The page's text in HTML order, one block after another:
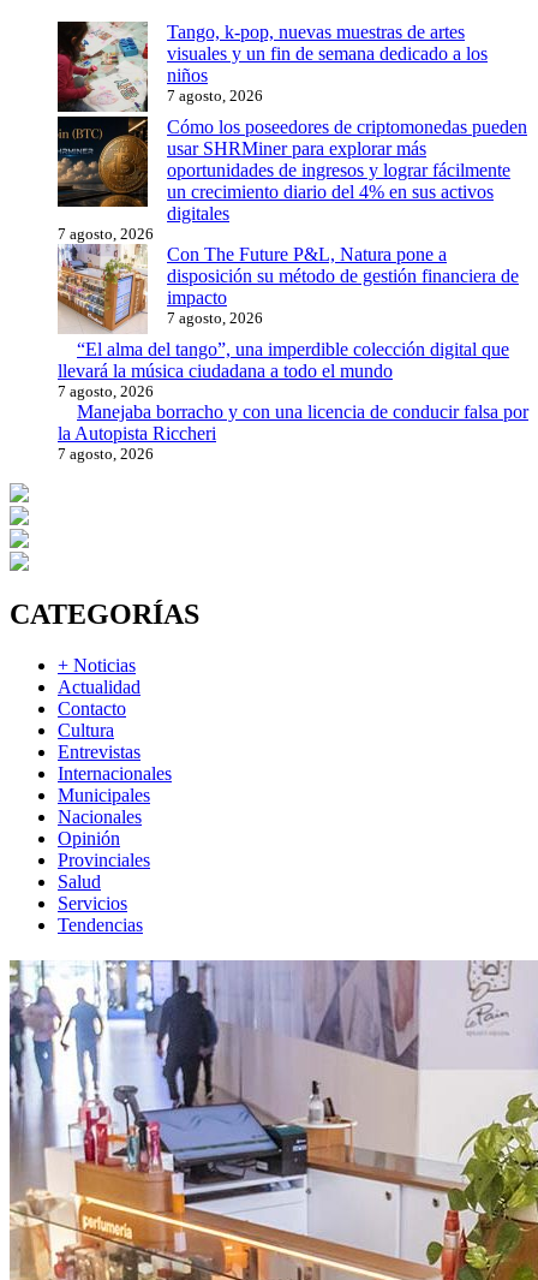
Tango, k-pop, nuevas muestras de artes
visuales y un fin de semana dedicado a los
niños
7 agosto, 2026
Cómo los poseedores de criptomonedas pueden
usar SHRMiner para explorar más
oportunidades de ingresos y lograr fácilmente
un crecimiento diario del 4% en sus activos
digitales
7 agosto, 2026
Con The Future P&L, Natura pone a
disposición su método de gestión financiera de
impacto
7 agosto, 2026
“El alma del tango”, una imperdible colección digital que
llevará la música ciudadana a todo el mundo
7 agosto, 2026
Manejaba borracho y con una licencia de conducir falsa por
la Autopista Riccheri
7 agosto, 2026
CATEGORÍAS
+ Noticias
Actualidad
Contacto
Cultura
Entrevistas
Internacionales
Municipales
Nacionales
Opinión
Provinciales
Salud
Servicios
Tendencias